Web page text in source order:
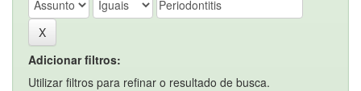
Adicionar filtros:
Utilizar filtros para refinar o resultado de busca.